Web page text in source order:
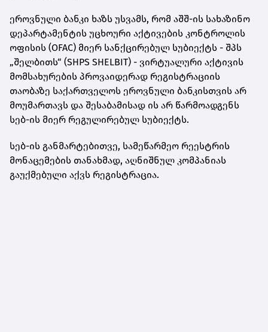
ეროვნული ბანკი ხაზს უსვამს, რომ აშშ-ის სახაზინო
დეპარტამენტის უცხოური აქტივების კონტროლის
ოფისის (OFAC) მიერ სანქცირებულ სუბიექტს - შპს
„შელბითს“ (SHPS SHELBIT) - ვირტუალური აქტივის
მომსახურების პროვაიდერად რეგისტრაციის
თაობაზე საქართველოს ეროვნული ბანკისთვის არ
მოუმართავს და შესაბამისად ის არ წარმოადგენს
სებ-ის მიერ რეგულირებულ სუბიექტს.
სებ-ის განმარტებითვე, სამეწარმეო რეესტრის
მონაცემების თანახმად, აღნიშნულ კომპანიას
გაუქმებული აქვს რეგისტრაცია.